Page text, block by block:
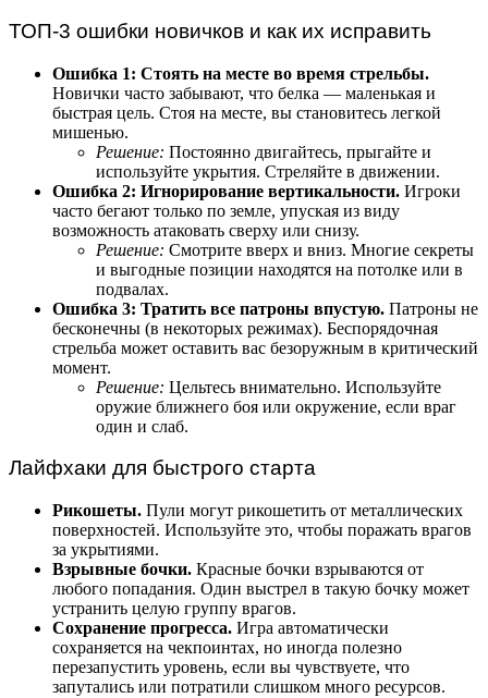
ТОП-3 ошибки новичков и как их исправить
Ошибка 1: Стоять на месте во время стрельбы.
Новички часто забывают, что белка — маленькая и
быстрая цель. Стоя на месте, вы становитесь легкой
мишенью.
Решение: Постоянно двигайтесь, прыгайте и
используйте укрытия. Стреляйте в движении.
Ошибка 2: Игнорирование вертикальности. Игроки
часто бегают только по земле, упуская из виду
возможность атаковать сверху или снизу.
Решение: Смотрите вверх и вниз. Многие секреты
и выгодные позиции находятся на потолке или в
подвалах.
Ошибка 3: Тратить все патроны впустую. Патроны не
бесконечны (в некоторых режимах). Беспорядочная
стрельба может оставить вас безоружным в критический
момент.
Решение: Цельтесь внимательно. Используйте
оружие ближнего боя или окружение, если враг
один и слаб.
Лайфхаки для быстрого старта
Рикошеты. Пули могут рикошетить от металлических
поверхностей. Используйте это, чтобы поражать врагов
за укрытиями.
Взрывные бочки. Красные бочки взрываются от
любого попадания. Один выстрел в такую бочку может
устранить целую группу врагов.
Сохранение прогресса. Игра автоматически
сохраняется на чекпоинтах, но иногда полезно
перезапустить уровень, если вы чувствуете, что
запутались или потратили слишком много ресурсов.